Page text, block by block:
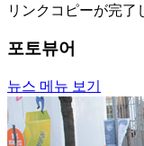
リンクコピーが完了
포토뷰어
뉴스 메뉴 보기